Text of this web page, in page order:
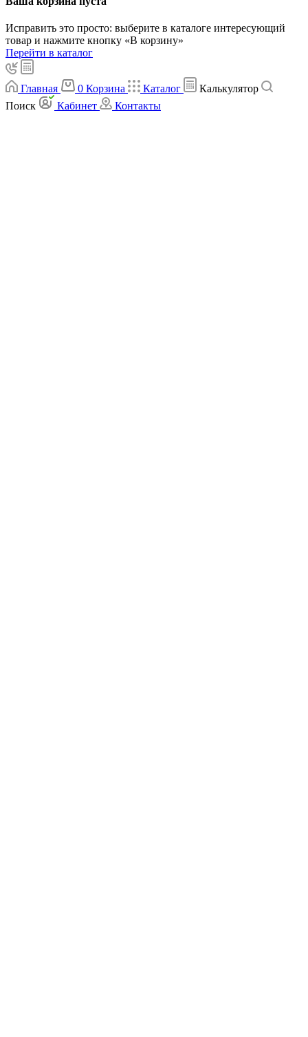
Исправить это просто: выберите в каталоге интересующий
товар и нажмите кнопку «В корзину»
Перейти в каталог
Главная 0 Корзина Каталог
Калькулятор
Поиск
Кабинет Контакты